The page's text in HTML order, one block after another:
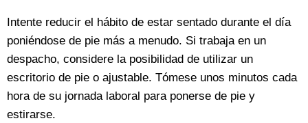
Intente reducir el hábito de estar sentado durante el día
poniéndose de pie más a menudo. Si trabaja en un
despacho, considere la posibilidad de utilizar un
escritorio de pie o ajustable. Tómese unos minutos cada
hora de su jornada laboral para ponerse de pie y
estirarse.